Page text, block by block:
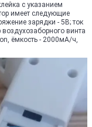
с указанием
имеет следующие
зарядки - 5В; ток
винта
ёмкость - 2000мА/ч,